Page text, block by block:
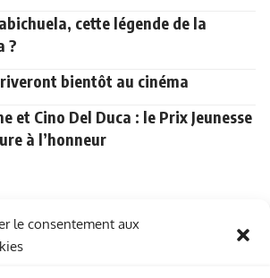
le consentement aux
cette légende de la
?
bientôt au cinéma
et Cino Del Duca : le Prix Jeunesse
à l’honneur
inédit